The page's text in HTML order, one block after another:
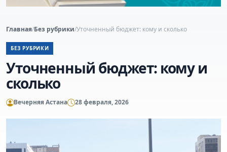
Главная/Без рубрики/Уточненный бюджет: кому и сколько
БЕЗ РУБРИКИ
Уточненный бюджет: кому и
сколько
Вечерняя Астана 28 февраля, 2026